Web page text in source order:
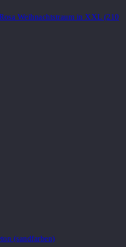
Weihnachtstraum in XXL (210
(sandfarben)